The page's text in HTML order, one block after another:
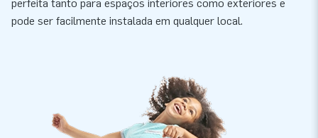
perfeita tanto para espaços interiores como exteriores e
pode ser facilmente instalada em qualquer local.